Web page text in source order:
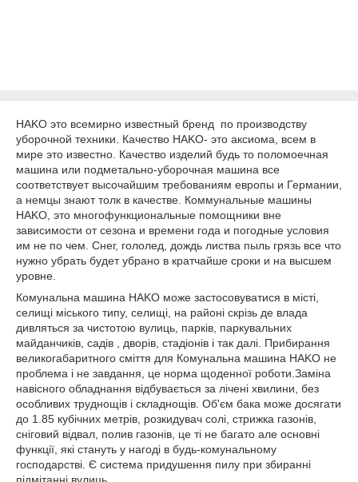
HAKO это всемирно известный бренд по производству
уборочной техники. Качество HAKO- это аксиома, всем в
мире это известно. Качество изделий будь то поломоечная
машина или подметально-уборочная машина все
соответствует высочайшим требованиям европы и Германии,
а немцы знают толк в качестве. Коммунальные машины
HAKO, это многофункциональные помощники вне
зависимости от сезона и времени года и погодные условия
им не по чем. Снег, гололед, дождь листва пыль грязь все что
нужно убрать будет убрано в кратчайше сроки и на высшем
уровне.
Комунальна машина HAKO може застосовуватися в місті,
селищі міського типу, селищі, на районі скрізь де влада
дивляться за чистотою вулиць, парків, паркувальних
майданчиків, садів , дворів, стадіонів і так далі. Прибирання
великогабаритного сміття для Комунальна машина HAKO не
проблема і не завдання, це норма щоденної роботи.Заміна
навісного обладнання відбувається за лічені хвилини, без
особливих труднощів і складнощів. Об'єм бака може досягати
до 1.85 кубічних метрів, розкидувач солі, стрижка газонів,
сніговий відвал, полив газонів, це ті не багато але основні
функції, які стануть у нагоді в будь-комунальному
господарстві. Є система придушення пилу при збиранні